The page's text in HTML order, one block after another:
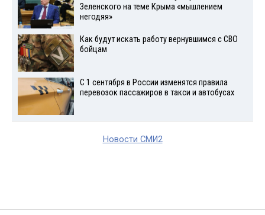
Зеленского на теме Крыма «мышлением
негодяя»
Как будут искать работу вернувшимся с СВО
бойцам
С 1 сентября в России изменятся правила
перевозок пассажиров в такси и автобусах
Новости СМИ2